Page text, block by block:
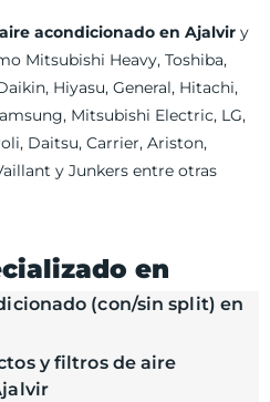
acondicionado en Ajalvir y
Mitsubishi Heavy, Toshiba,
Hiyasu, General, Hitachi,
Mitsubishi Electric, LG,
Daitsu, Carrier, Ariston,
y Junkers entre otras
en
(con/sin split) en
y filtros de aire